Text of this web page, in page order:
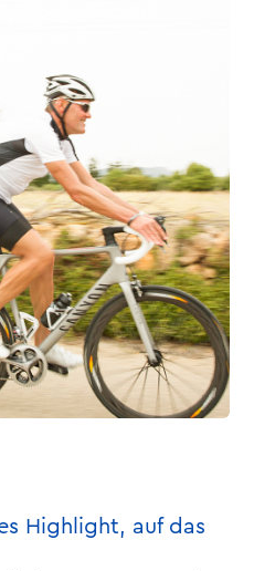
Highlight, auf das